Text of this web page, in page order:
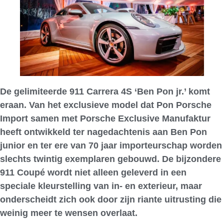
De gelimiteerde 911 Carrera 4S ‘Ben Pon jr.’ komt
eraan. Van het exclusieve model dat Pon Porsche
Import samen met Porsche Exclusive Manufaktur
heeft ontwikkeld ter nagedachtenis aan Ben Pon
junior en ter ere van 70 jaar importeurschap worden
slechts twintig exemplaren gebouwd. De bijzondere
911 Coupé wordt niet alleen geleverd in een
speciale kleurstelling van in- en exterieur, maar
onderscheidt zich ook door zijn riante uitrusting die
weinig meer te wensen overlaat.